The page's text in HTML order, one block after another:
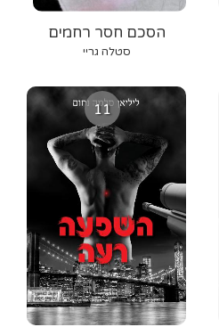
הסכם חסר רחמים
סטלה גריי
11